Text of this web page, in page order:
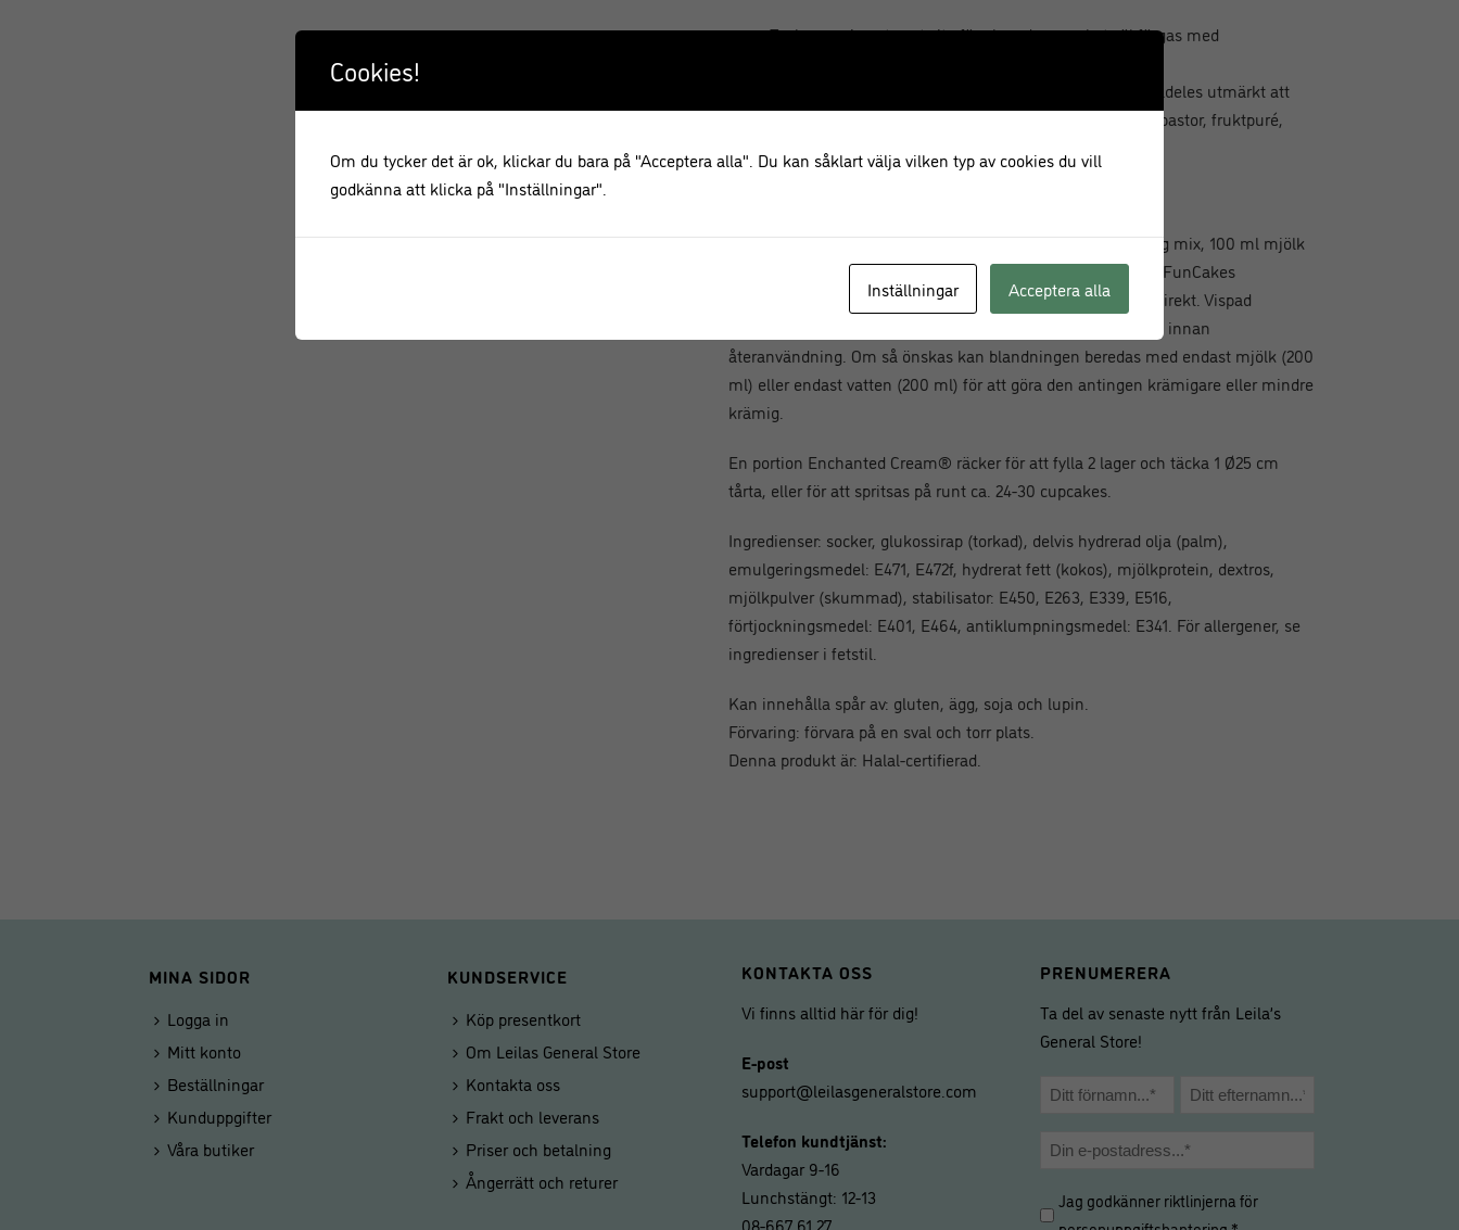
Tack vare sin extremt vita färg kan den mycket väl färgas med
Vaniljsmaken är väldigt fin som den är, men det går alldeles utmärkt att
lägga till andra smaker också. Till exempel med smakpastor, fruktpuré,
Förberedelse: För 1 portion Enchanted Cream®. Blanda 150 g mix, 100 ml mjölk
och 100 ml vatten i 3 minuter på hög hastighet. Lägg till en FunCakes
smaksättning efter dina önskemål. Krämen kan användas direkt. Vispad
Enchanted Cream® kan förvaras i kylen i flera dagar, rör om innan
återanvändning. Om så önskas kan blandningen beredas med endast mjölk (200
ml) eller endast vatten (200 ml) för att göra den antingen krämigare eller mindre
krämig.
En portion Enchanted Cream® räcker för att fylla 2 lager och täcka 1 Ø25 cm
tårta, eller för att spritsas på runt ca. 24-30 cupcakes.
Ingredienser: socker, glukossirap (torkad), delvis hydrerad olja (palm),
emulgeringsmedel: E471, E472f, hydrerat fett (kokos), mjölkprotein, dextros,
mjölkpulver (skummad), stabilisator: E450, E263, E339, E516,
förtjockningsmedel: E401, E464, antiklumpningsmedel: E341. För allergener, se
ingredienser i fetstil.
Kan innehålla spår av: gluten, ägg, soja och lupin.
Förvaring: förvara på en sval och torr plats.
Denna produkt är: Halal-certifierad.
MINA SIDOR
Logga in
Mitt konto
Beställningar
Kunduppgifter
Våra butiker
KUNDSERVICE
Köp presentkort
Om Leilas General Store
Kontakta oss
Frakt och leverans
Priser och betalning
Ångerrätt och returer
KONTAKTA OSS
Vi finns alltid här för dig!
E-post
support@leilasgeneralstore.com
Telefon kundtjänst:
Vardagar 9-16
Lunchstängt: 12-13
08-667 61 27
PRENUMERERA
Ta del av senaste nytt från Leila’s
General Store!
Namn
E-
Hantering
Jag godkänner riktlinjerna för
Cookies!
Om du tycker det är ok, klickar du bara på "Acceptera alla". Du kan såklart välja vilken typ av cookies du vill
godkänna att klicka på "Inställningar".
Inställningar Acceptera alla